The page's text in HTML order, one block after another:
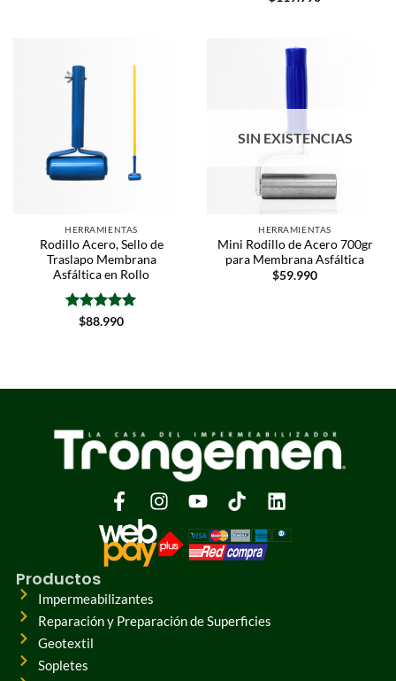
HERRAMIENTAS
Rodillo Acero, Sello de
Traslapo Membrana
Asfáltica en Rollo
Valorado
$88.990
SIN EXISTENCIAS
HERRAMIENTAS
Mini Rodillo de Acero 700gr
para Membrana Asfáltica
$59.990
Productos
Impermeabilizantes
Reparación y Preparación de Superficies
Geotextil
Sopletes